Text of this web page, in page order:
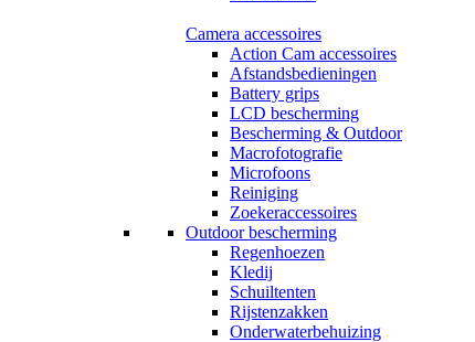
Camera accessoires
Action Cam accessoires
Afstandsbedieningen
Battery grips
LCD bescherming
Bescherming & Outdoor
Macrofotografie
Microfoons
Reiniging
Zoekeraccessoires
Outdoor bescherming
Regenhoezen
Kledij
Schuiltenten
Rijstenzakken
Onderwaterbehuizing